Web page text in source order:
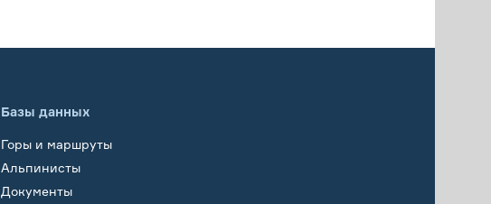
Базы данных
Горы и маршруты
Альпинисты
Документы